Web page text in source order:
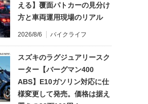
える】覆面パトカーの見分け
方と車両運用現場のリアル
2026/8/6 バイクライフ
スズキのラグジュアリースク
ーター【バーグマン400
ABS】E10ガソリン対応に仕
様変更して発売。価格は据え